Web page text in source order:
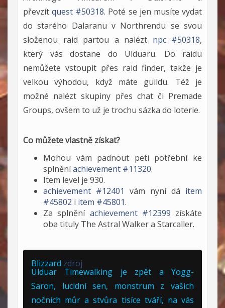
převzítquest #50318. Poté se jen musíte vydat
do starého Dalaranu v Northrendu se svou
složenou raid partou a nalézt npc #50318,
který vás dostane do Ulduaru. Do raidu
nemůžete vstoupit přes raid finder, takže je
velkou výhodou, když máte guildu. Též je
možné nalézt skupiny přes chat či Premade
Groups, ovšem to už je trochu sázka do loterie.
Co můžete vlastně získat?
Mohou vám padnout peti potřební ke
splněníachievement #11320.
Item level je 930.
achievement #12401 vám nyní dá item
#45802 i item #45801.
Za splnění achievement #12399 získáte
oba tituly The Astral Walker a Starcaller.
Blizzard zdroj
Ulduar Timewalking je zpět a Yogg-
Saron, lucidní sen, monstrum z vašich
nočních můr a stvůra tisíce tváří, na vás